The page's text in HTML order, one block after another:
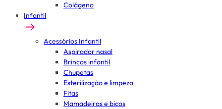
Colágeno
Infantil
Acessórios Infantil
Aspirador nasal
Brincos infantil
Chupetas
Esterilização e limpeza
Fitas
Mamadeiras e bicos